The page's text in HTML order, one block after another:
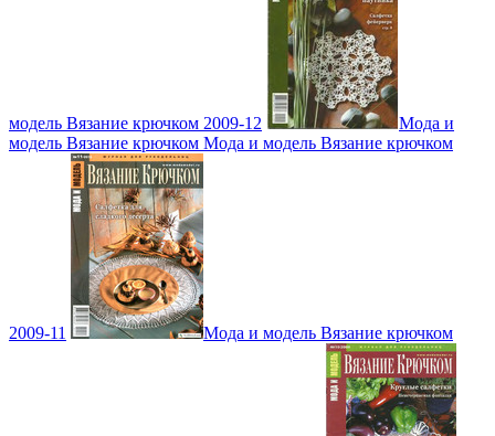
модель Вязание крючком 2009-12
Мода и
модель Вязание крючком Мода и модель Вязание крючком
2009-11 Мода и модель Вязание крючком